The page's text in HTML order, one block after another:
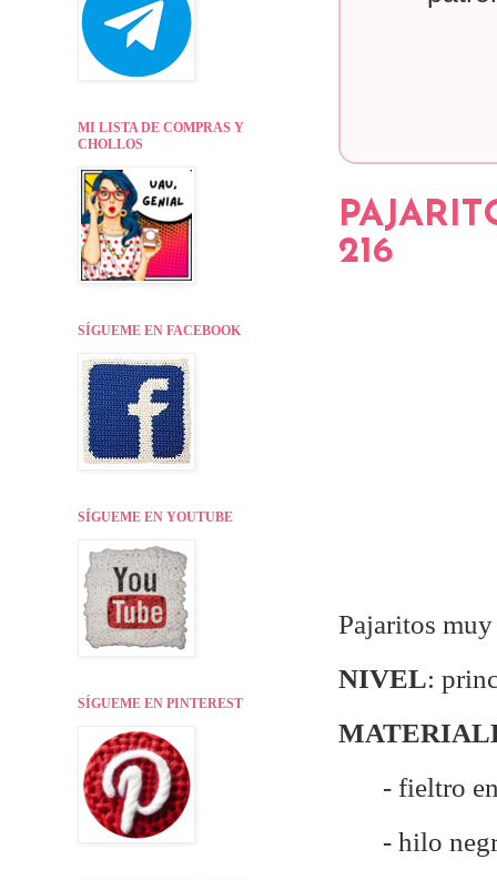
216
Pajaritos
NIVEL:
- fieltro
- hilo
MI LISTA DE COMPRAS Y
CHOLLOS
SÍGUEME EN FACEBOOK
SÍGUEME EN YOUTUBE
SÍGUEME EN PINTEREST